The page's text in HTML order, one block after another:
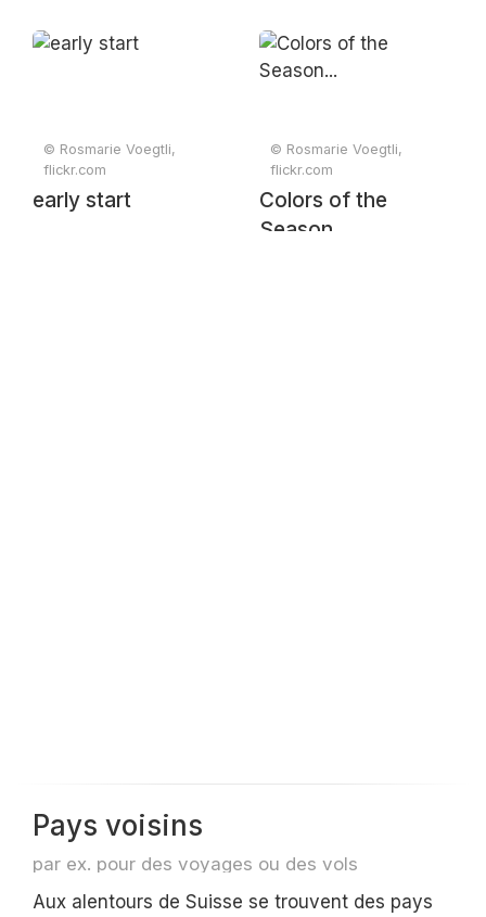
© Rosmarie Voegtli,
flickr.com
early start
© Rosmarie Voegtli,
flickr.com
Colors of the
Season...
Pays voisins
par ex. pour des voyages ou des vols
Aux alentours de Suisse se trouvent des pays